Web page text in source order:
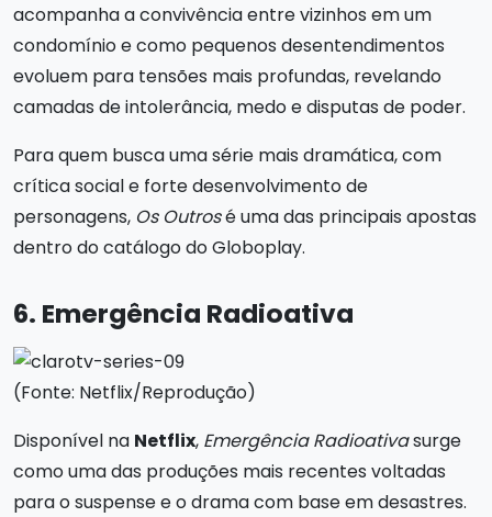
acompanha a convivência entre vizinhos em um
condomínio e como pequenos desentendimentos
evoluem para tensões mais profundas, revelando
camadas de intolerância, medo e disputas de poder.
Para quem busca uma série mais dramática, com
crítica social e forte desenvolvimento de
personagens, Os Outrosé uma das principais apostas
dentro do catálogo do Globoplay.
6. Emergência Radioativa
(Fonte: Netflix/Reprodução)
Disponível na Netflix, Emergência Radioativasurge
como uma das produções mais recentes voltadas
para o suspense e o drama com base em desastres.